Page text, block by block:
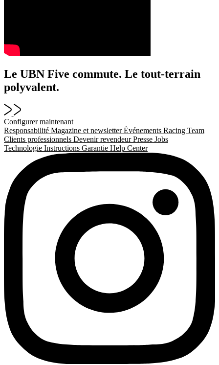
Le UBN Five commute. Le tout-terrain
polyvalent.
Configurer maintenant
Responsabilité Magazine et newsletterÉvénements Racing Team
Clients professionnels Devenir revendeurPresse Jobs
Technologie Instructions Garantie Help Center